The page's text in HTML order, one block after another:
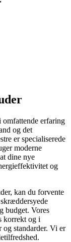
erfaring
og det
er specialiserede
moderne
dine nye
og
kan du forvente
budget. Vores
korrekt og i
og standarder. Vi er